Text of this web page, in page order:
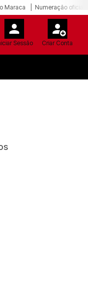
Maraca Numeração oficial
Sessão Criar Conta